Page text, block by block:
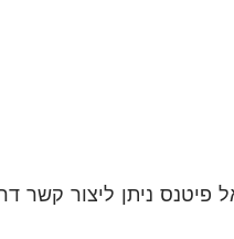
פיטנס ניתן ליצור קשר